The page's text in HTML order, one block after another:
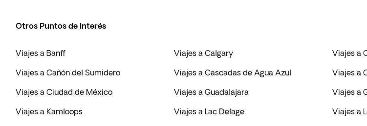
Otros Puntos de Interés
Viajes a Banff Viajes a Calgary Viajes a
Viajes a Cañón del Sumidero Viajes a Cascadas de Agua Azul Viajes a
Viajes a Ciudad de México Viajes a Guadalajara Viajes a
Viajes a Kamloops Viajes a Lac Delage Viajes a